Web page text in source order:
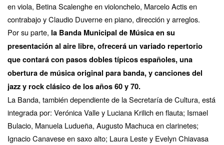
en viola, Betina Scalenghe en violonchelo, Marcelo Actis en
contrabajo y Claudio Duverne en piano, dirección y arreglos.
Por su parte, la Banda Municipal de Música en su
presentación al aire libre, ofrecerá un variado repertorio
que contará con pasos dobles típicos españoles, una
obertura de música original para banda, y canciones del
jazz y rock clásico de los años 60 y 70.
La Banda, también dependiente de la Secretaría de Cultura, está
integrada por: Verónica Valle y Luciana Krilich en flauta; Ismael
Bulacio, Manuela Ludueña, Augusto Machuca en clarinetes;
Ignacio Canavese en saxo alto; Laura Leste y Evelyn Chiavasa